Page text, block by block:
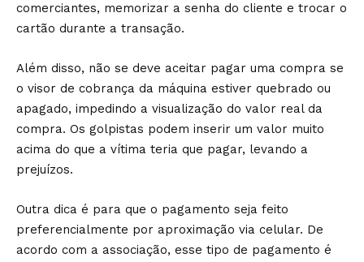
comerciantes, memorizar a senha do cliente e trocar o
cartão durante a transação.
Além disso, não se deve aceitar pagar uma compra se
o visor de cobrança da máquina estiver quebrado ou
apagado, impedindo a visualização do valor real da
compra. Os golpistas podem inserir um valor muito
acima do que a vítima teria que pagar, levando a
prejuízos.
Outra dica é para que o pagamento seja feito
preferencialmente por aproximação via celular. De
acordo com a associação, esse tipo de pagamento é